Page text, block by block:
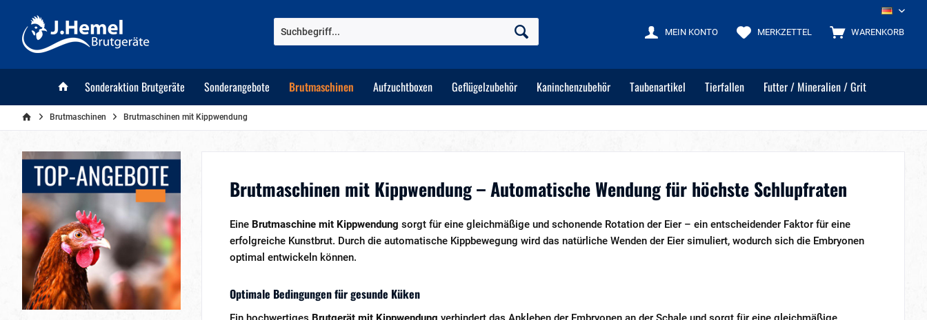
DE
WARENKORB
MERKZETTEL
MEIN KONTO
Sonderaktion Brutgeräte Sonderangebote Brutmaschinen Aufzuchtboxen Geflügelzubehör Kaninchenzubehör Taubenartikel Tierfallen Futter / Mineralien / Grit
Brutmaschinen Brutmaschinen mit Kippwendung
Brutmaschinen mit Kippwendung – Automatische Wendung für höchste Schlupfraten
Eine Brutmaschine mit Kippwendung sorgt für eine gleichmäßige und schonende Rotation der Eier – ein entscheidender Faktor für eine
erfolgreiche Kunstbrut. Durch die automatische Kippbewegung wird das natürliche Wenden der Eier simuliert, wodurch sich die Embryonen
optimal entwickeln können.
Optimale Bedingungen für gesunde Küken